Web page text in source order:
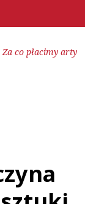
co płacimy arty